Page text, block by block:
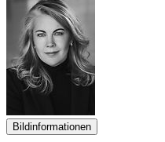
Bildinformationen